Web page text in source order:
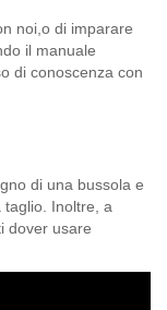
noi,o di imparare
il manuale
di conoscenza con
di una bussola e
Inoltre, a
dover usare